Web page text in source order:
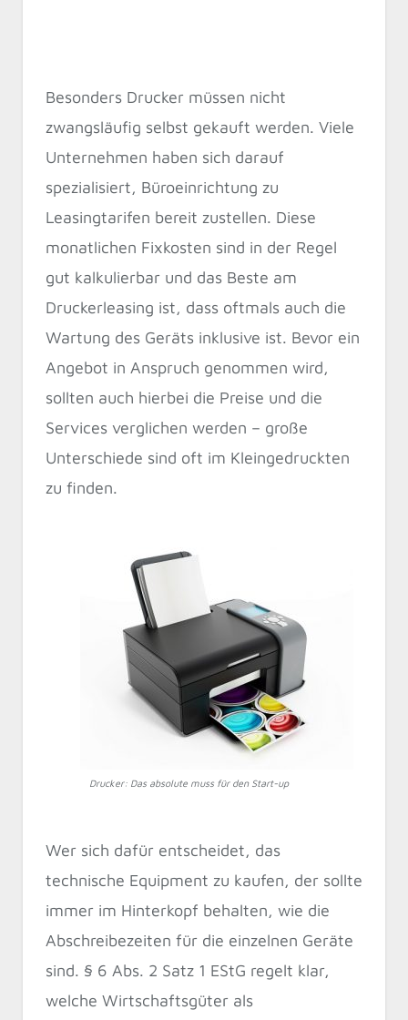
Besonders Drucker müssen nicht
zwangsläufig selbst gekauft werden. Viele
Unternehmen haben sich darauf
spezialisiert, Büroeinrichtung zu
Leasingtarifen bereit zustellen. Diese
monatlichen Fixkosten sind in der Regel
gut kalkulierbar und das Beste am
Druckerleasing ist, dass oftmals auch die
Wartung des Geräts inklusive ist. Bevor ein
Angebot in Anspruch genommen wird,
sollten auch hierbei die Preise und die
Services verglichen werden – große
Unterschiede sind oft im Kleingedruckten
zu finden.
Drucker: Das absolute muss für den Start-up
Wer sich dafür entscheidet, das
technische Equipment zu kaufen, der sollte
immer im Hinterkopf behalten, wie die
Abschreibezeiten für die einzelnen Geräte
sind. § 6 Abs. 2 Satz 1 EStG regelt klar,
welche Wirtschaftsgüter als